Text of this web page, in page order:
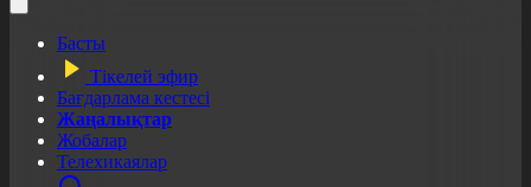
Басты
Тікелей эфир
Бағдарлама кестесі
Жаңалықтар
Жобалар
Телехикаялар